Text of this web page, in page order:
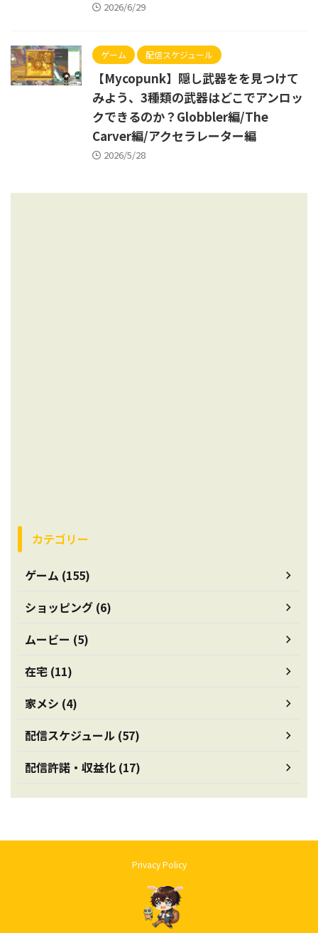
2026/6/29
ゲーム 配信スケジュール
【Mycopunk】隠し武器をを見つけて
みよう、3種類の武器はどこでアンロッ
クできるのか？Globbler編/The
Carver編/アクセラレーター編
2026/5/28
カテゴリー
ゲーム (155)
ショッピング (6)
ムービー (5)
在宅 (11)
家メシ (4)
配信スケジュール (57)
配信許諾・収益化 (17)
Privacy Policy